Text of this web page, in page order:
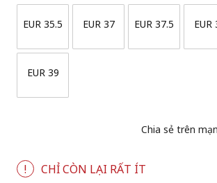
EUR 35.5 EUR 37 EUR 37.5 EUR
EUR 39
Chia sẻ trên
CHỈ CÒN LẠI RẤT ÍT